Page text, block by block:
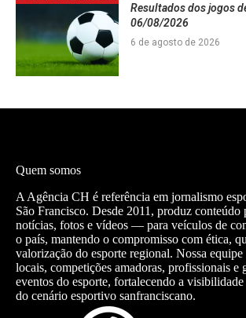
Resultados dos jogos
06/08/2026
6 de agosto de 2026
Quem somos
A Agência CH é referência em jornalismo
São Francisco. Desde 2011, produz
notícias, fotos e vídeos — para veículos de
o país, mantendo o compromisso com ética,
valorização do esporte regional. Nossa equipe
locais, competições amadoras, profissionais e
eventos do esporte, fortalecendo a
do cenário esportivo sanfranciscano.